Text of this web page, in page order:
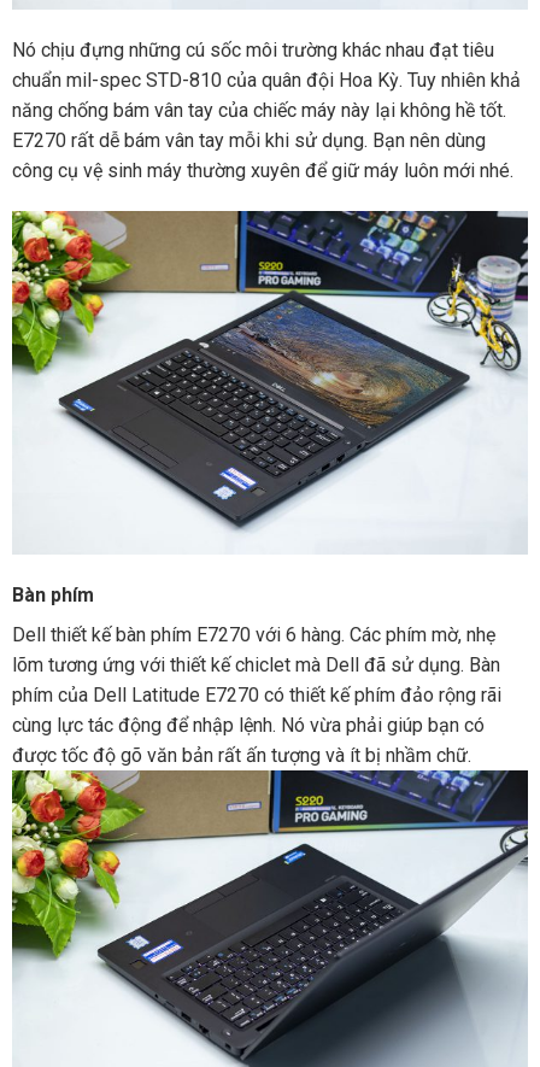
Nó chịu đựng những cú sốc môi trường khác nhau đạt tiêu
chuẩn mil-spec STD-810 của quân đội Hoa Kỳ. Tuy nhiên khả
năng chống bám vân tay của chiếc máy này lại không hề tốt.
E7270 rất dễ bám vân tay mỗi khi sử dụng. Bạn nên dùng
công cụ vệ sinh máy thường xuyên để giữ máy luôn mới nhé.
Bàn phím
Dell thiết kế bàn phím E7270 với 6 hàng. Các phím mờ, nhẹ
lõm tương ứng với thiết kế chiclet mà Dell đã sử dụng. Bàn
phím của Dell Latitude E7270 có thiết kế phím đảo rộng rãi
cùng lực tác động để nhập lệnh. Nó vừa phải giúp bạn có
được tốc độ gõ văn bản rất ấn tượng và ít bị nhầm chữ.